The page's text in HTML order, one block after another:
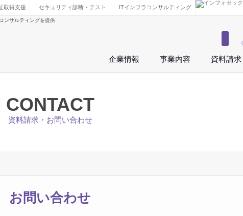
取得支援 セキュリティ診断・テスト ITインフラコンサルティング
ンサルティングを提供
企業情報 事業内容 資料請
CONTACT
資料請求・お問い合わせ
お問い合わせ